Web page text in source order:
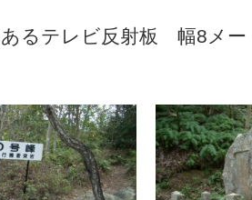
にあるテレビ反射